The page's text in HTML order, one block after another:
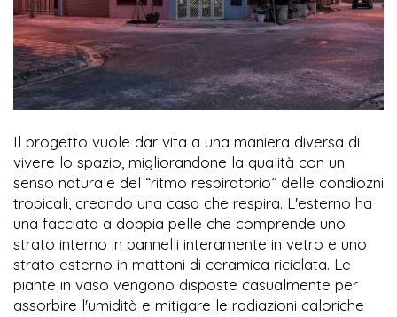
Il progetto vuole dar vita a una maniera diversa di
vivere lo spazio, migliorandone la qualità con un
senso naturale del “ritmo respiratorio” delle condiozni
tropicali, creando una casa che respira. L'esterno ha
una facciata a doppia pelle che comprende uno
strato interno in pannelli interamente in vetro e uno
strato esterno in mattoni di ceramica riciclata. Le
piante in vaso vengono disposte casualmente per
assorbire l'umidità e mitigare le radiazioni caloriche